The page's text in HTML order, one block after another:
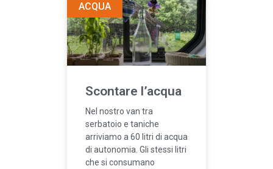
ACQUA
Scontare l’acqua
Nel nostro van tra
serbatoio e taniche
arriviamo a 60 litri di acqua
di autonomia. Gli stessi litri
che si consumano